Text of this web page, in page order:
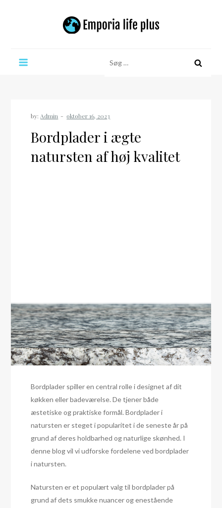
efter:
by: Admin
Bordplader i ægte
natursten af høj kvalitet
Bordplader spiller en central rolle i designet af dit
køkken eller badeværelse. De tjener både
æstetiske og praktiske formål. Bordplader i
natursten er steget i popularitet i de seneste år på
grund af deres holdbarhed og naturlige skønhed. I
denne blog vil vi udforske fordelene ved bordplader
i natursten.
Natursten er et populært valg til bordplader på
grund af dets smukke nuancer og enestående